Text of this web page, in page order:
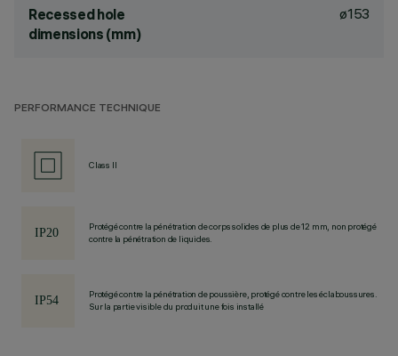
Recessed hole
dimensions (mm)
ø153
PERFORMANCE TECHNIQUE
Class II
Protégé contre la pénétration de corps solides de plus de 12 mm, non protégé
contre la pénétration de liquides.
Protégé contre la pénétration de poussière, protégé contre les éclaboussures.
Sur la partie visible du produit une fois installé